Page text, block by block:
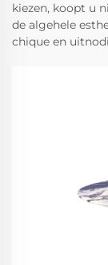
kiezen, koopt u
de algehele
chique en